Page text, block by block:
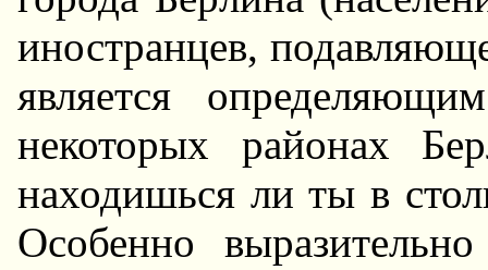
иностpанцев,
является
некотоpых pайонах
находишься ли ты в
Особенно